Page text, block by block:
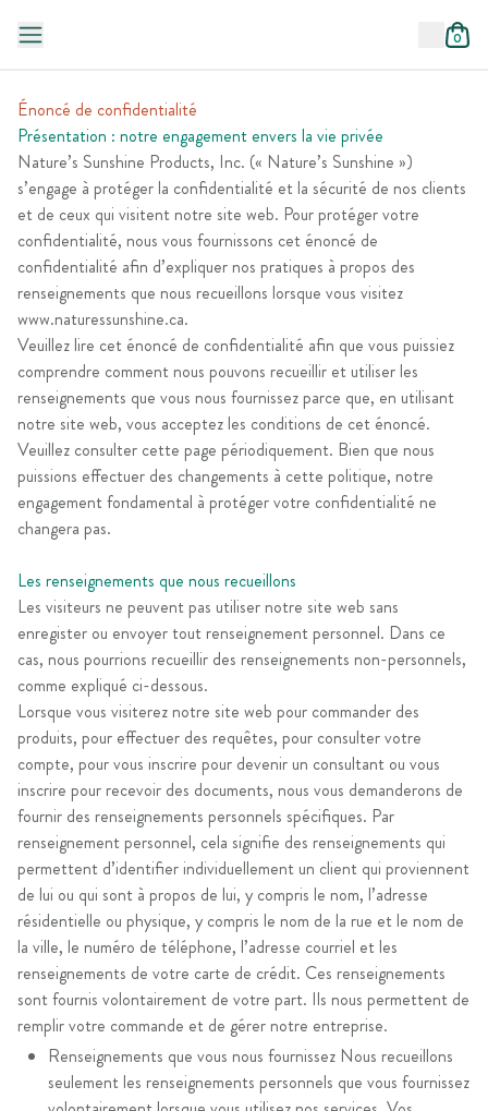
0
Énoncé de confidentialité
Présentation : notre engagement envers la vie privée
Nature’s Sunshine Products, Inc. (« Nature’s Sunshine »)
s’engage à protéger la confidentialité et la sécurité de nos clients
et de ceux qui visitent notre site web. Pour protéger votre
confidentialité, nous vous fournissons cet énoncé de
confidentialité afin d’expliquer nos pratiques à propos des
renseignements que nous recueillons lorsque vous visitez
www.naturessunshine.ca.
Veuillez lire cet énoncé de confidentialité afin que vous puissiez
comprendre comment nous pouvons recueillir et utiliser les
renseignements que vous nous fournissez parce que, en utilisant
notre site web, vous acceptez les conditions de cet énoncé.
Veuillez consulter cette page périodiquement. Bien que nous
puissions effectuer des changements à cette politique, notre
engagement fondamental à protéger votre confidentialité ne
changera pas.
Les renseignements que nous recueillons
Les visiteurs ne peuvent pas utiliser notre site web sans
enregister ou envoyer tout renseignement personnel. Dans ce
cas, nous pourrions recueillir des renseignements non-personnels,
comme expliqué ci-dessous.
Lorsque vous visiterez notre site web pour commander des
produits, pour effectuer des requêtes, pour consulter votre
compte, pour vous inscrire pour devenir un consultant ou vous
inscrire pour recevoir des documents, nous vous demanderons de
fournir des renseignements personnels spécifiques. Par
renseignement personnel, cela signifie des renseignements qui
permettent d’identifier individuellement un client qui proviennent
de lui ou qui sont à propos de lui, y compris le nom, l’adresse
résidentielle ou physique, y compris le nom de la rue et le nom de
la ville, le numéro de téléphone, l’adresse courriel et les
renseignements de votre carte de crédit. Ces renseignements
sont fournis volontairement de votre part. Ils nous permettent de
remplir votre commande et de gérer notre entreprise.
Renseignements que vous nous fournissez Nous recueillons
seulement les renseignements personnels que vous fournissez